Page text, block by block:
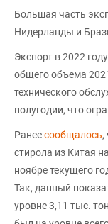
Большая часть
Нидерланды и
Экспорт в 2022
общего объема
технического
полугодии, что
Ранеесообщалось,
стирола из Китая
ноябре текущего
Так, данный
уровне 3,11 тыс.